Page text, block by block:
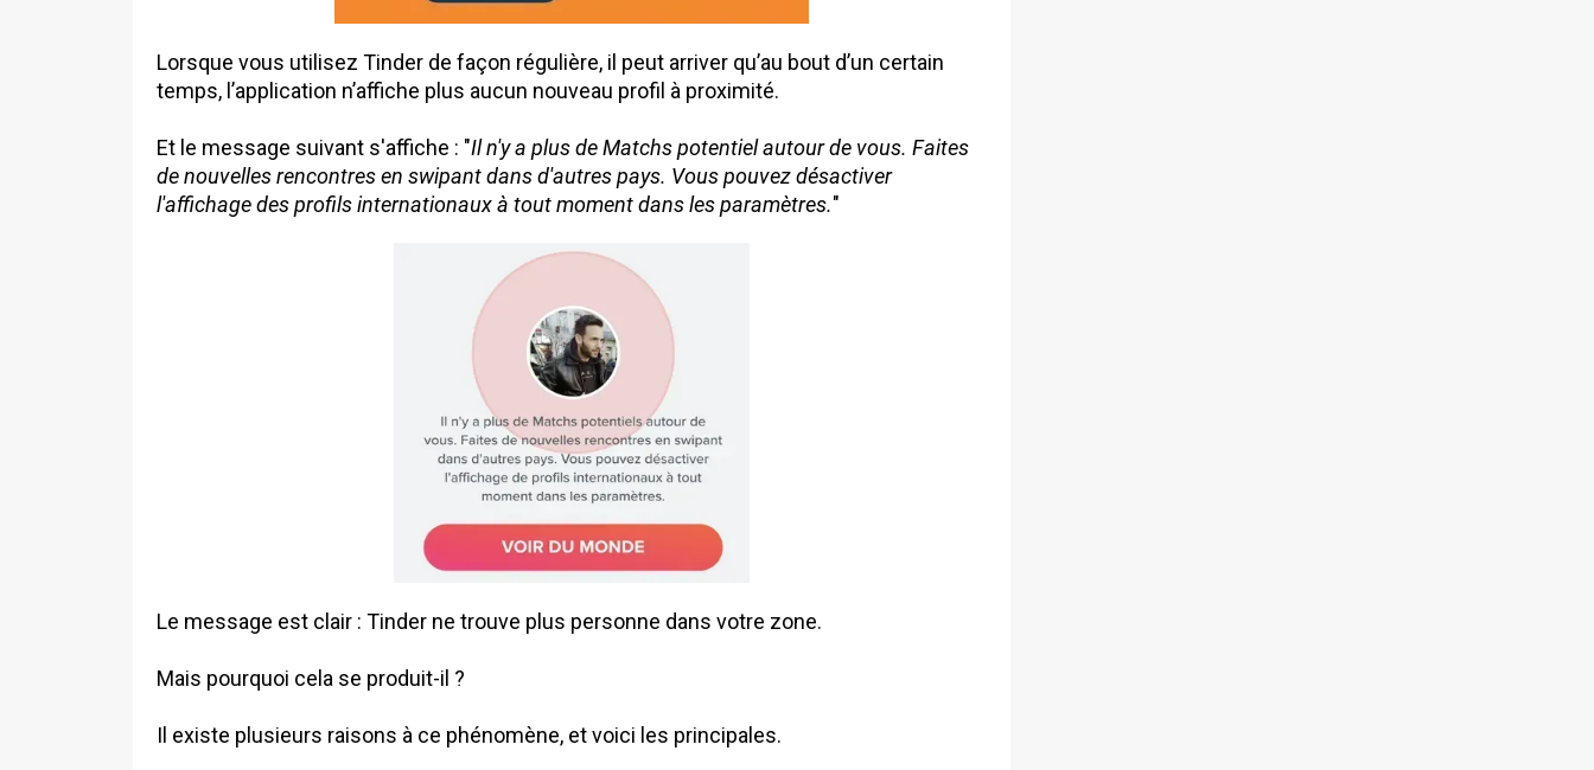
Lorsque vous utilisez Tinder de façon régulière, il peut arriver qu’au bout d’un certain
temps, l’application n’affiche plus aucun nouveau profil à proximité.
Et le message suivant s'affiche : "Il n'y a plus de Matchs potentiel autour de vous. Faites
de nouvelles rencontres en swipant dans d'autres pays. Vous pouvez désactiver
l'affichage des profils internationaux à tout moment dans les paramètres."
Le message est clair : Tinder ne trouve plus personne dans votre zone.
Mais pourquoi cela se produit-il ?
Il existe plusieurs raisons à ce phénomène, et voici les principales.